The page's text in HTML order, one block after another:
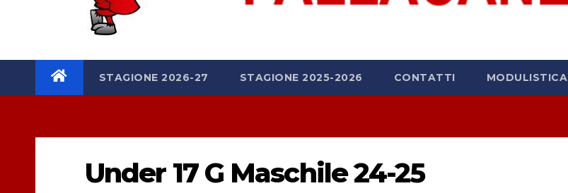
STAGIONE 2026-27 STAGIONE 2025-2026 CONTATTI MODULISTICA
Under 17 G Maschile 24-25